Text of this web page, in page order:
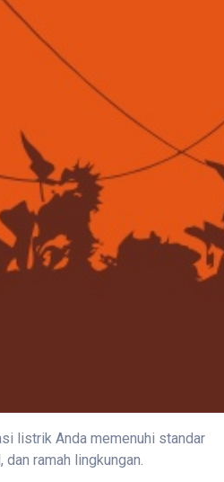
listrik Anda memenuhi standar
ramah lingkungan.